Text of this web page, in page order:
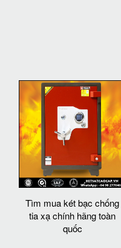
Tìm mua két bạc chống
tia xạ chính hãng toàn
quốc